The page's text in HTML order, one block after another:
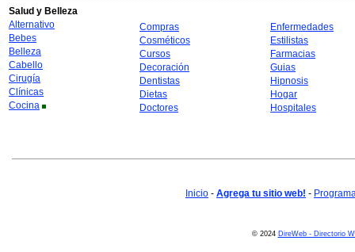
Salud y Belleza
Alternativo
Bebes
Belleza
Cabello
Cirugía
Clínicas
Cocina
Compras
Cosméticos
Cursos
Decoración
Dentistas
Dietas
Doctores
Enfermedades
Estilistas
Farmacias
Guias
Hipnosis
Hogar
Hospitales
Inicio - Agrega tu sitio web! -
© 2024 DireWeb - Directorio